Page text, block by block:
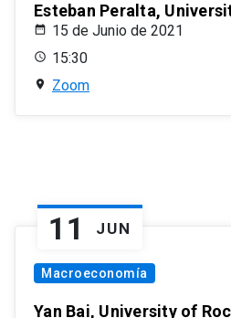
Esteban Peralta,
15 de Junio de 2021
15:30
Zoom
11 JUN
Macroeconomía
Yan Bai, University of